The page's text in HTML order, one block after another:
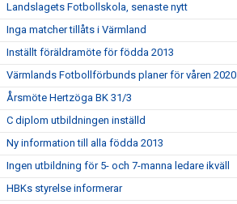
Landslagets Fotbollskola, senaste nytt
Inga matcher tillåts i Värmland
Inställt föräldramöte för födda 2013
Värmlands Fotbollförbunds planer för våren 2020
Årsmöte Hertzöga BK 31/3
C diplom utbildningen inställd
Ny information till alla födda 2013
Ingen utbildning för 5- och 7-manna ledare ikväll
HBKs styrelse informerar